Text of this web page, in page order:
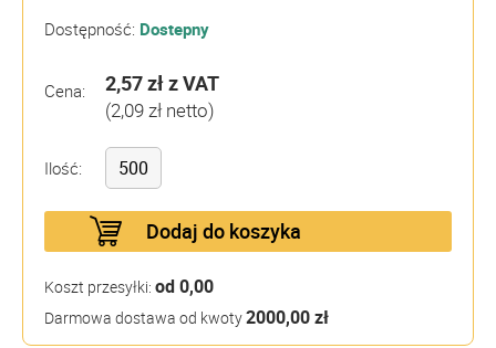
Dostępność: Dostepny
Cena: 2,57 złz VAT
(2,09 zł netto)
Ilość:
Dodaj do koszyka
Koszt przesyłki: od 0,00
Darmowa dostawa od kwoty2000,00 zł